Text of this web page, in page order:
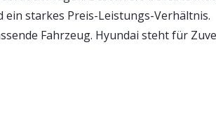
ein starkes Preis-Leistungs-Verhältnis.
Fahrzeug. Hyundai steht für